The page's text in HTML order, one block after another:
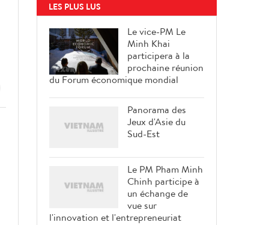
LES PLUS LUS
Le vice-PM Le
Minh Khai
participera à la
prochaine réunion
du Forum économique mondial
Panorama des
Jeux d'Asie du
Sud-Est
Le PM Pham Minh
Chinh participe à
un échange de
vue sur
l'innovation et l'entrepreneuriat